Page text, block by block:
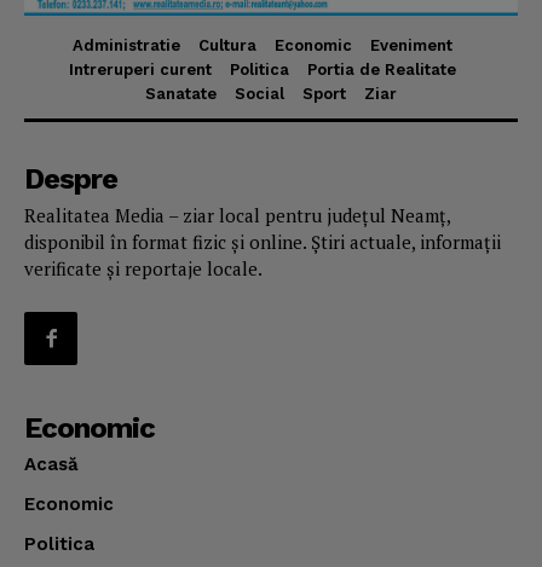
Administratie Cultura Economic
Eveniment
Intreruperi curent
Politica
Portia de Realitate
Sanatate
Social Sport Ziar
Despre
Realitatea Media – ziar local pentru județul Neamț,
disponibil în format fizic și online. Știri actuale, informații
verificate și reportaje locale.
Economic
Acasă
Economic
Politica